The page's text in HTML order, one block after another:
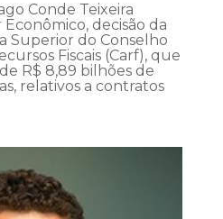
Conde Teixeira
decisão da
Superior do Conselho
Fiscais (Carf), que
R$ 8,89 bilhões de
relativos a contratos